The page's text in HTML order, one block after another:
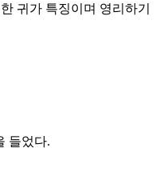
귀가 특징이며 영리하기
들었다.